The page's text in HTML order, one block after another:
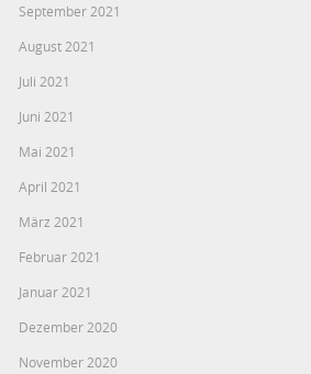
September 2021
August 2021
Juli 2021
Juni 2021
Mai 2021
April 2021
März 2021
Februar 2021
Januar 2021
Dezember 2020
November 2020